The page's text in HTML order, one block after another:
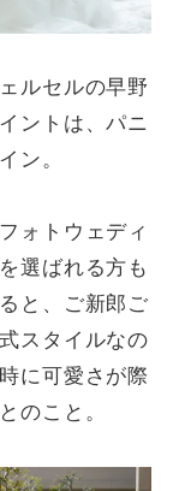
ルセルの早野
ントは、パニ
ン。
ォトウェディ
選ばれる方も
と、ご新郎ご
スタイルなの
に可愛さが際
のこと。